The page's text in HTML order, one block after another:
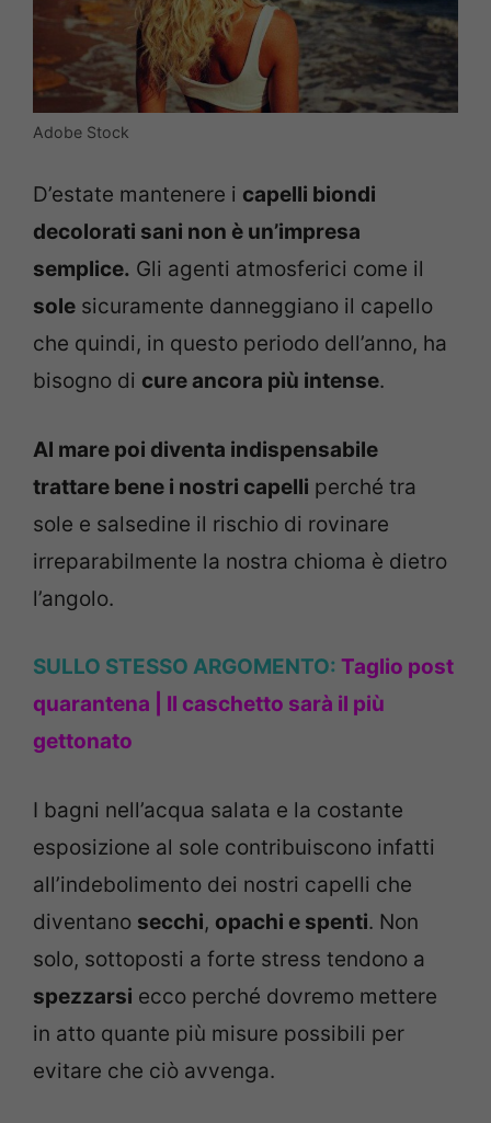
Adobe Stock
D’estate mantenere i capelli biondi
decolorati sani non è un’impresa
semplice. Gli agenti atmosferici come il
sole sicuramente danneggiano il capello
che quindi, in questo periodo dell’anno, ha
bisogno di cure ancora più intense.
Al mare poi diventa indispensabile
trattare bene i nostri capelli perché tra
sole e salsedine il rischio di rovinare
irreparabilmente la nostra chioma è dietro
l’angolo.
SULLO STESSO ARGOMENTO: Taglio post
quarantena | Il caschetto sarà il più
gettonato
I bagni nell’acqua salata e la costante
esposizione al sole contribuiscono infatti
all’indebolimento dei nostri capelli che
diventano secchi, opachi e spenti. Non
solo, sottoposti a forte stress tendono a
spezzarsi ecco perché dovremo mettere
in atto quante più misure possibili per
evitare che ciò avvenga.